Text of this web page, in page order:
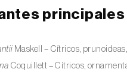
principales
Maskell – Cítricos,
Coquillett – Cítricos,